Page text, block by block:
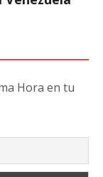
Hora en tu